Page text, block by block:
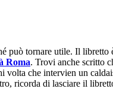
tornare utile. Il libretto
Roma. Trovi anche scritto
volta che intervien un
ricorda di lasciare il